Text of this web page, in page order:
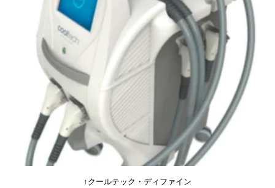
↑クールテック・ディファイン